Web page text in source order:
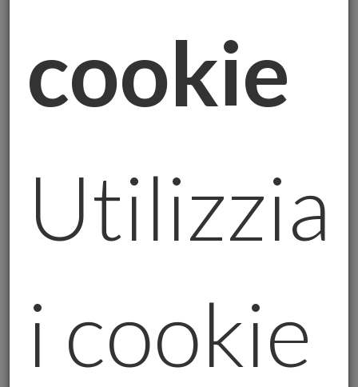
con dichiarazioni forti e controverse su
Gaza. Queste parole hanno riacceso tensioni
geopolitiche già esistenti, creando un clima
succede? Gli investitori cercano sicurezza. E
dove la trovano? Nell’oro, ovviamente.
L’oro fisico, in particolare, è visto come una
assistito a un vero e proprio boom delle
richieste di lingotti e monete.
cookie
i cookie